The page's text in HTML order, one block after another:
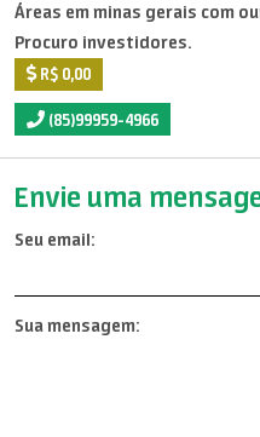
Áreas em minas gerais com
Procuro investidores.
R$ 0,00
(85)99959-4966
Envie uma
Seu email:
Sua mensagem: